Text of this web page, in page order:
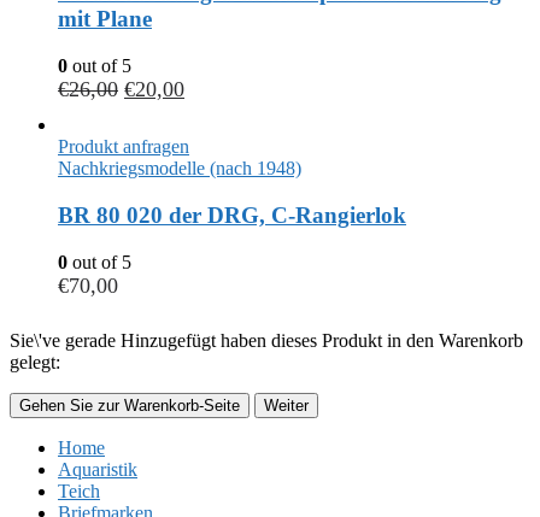
mit Plane
0 out of 5
€26,00 €20,00
Produkt anfragen
Nachkriegsmodelle (nach 1948)
BR 80 020 der DRG, C-Rangierlok
0 out of 5
€70,00
Sie\'ve gerade Hinzugefügt haben dieses Produkt in den Warenkorb
gelegt:
Gehen Sie zur Warenkorb-Seite Weiter
Home
Aquaristik
Teich
Briefmarken